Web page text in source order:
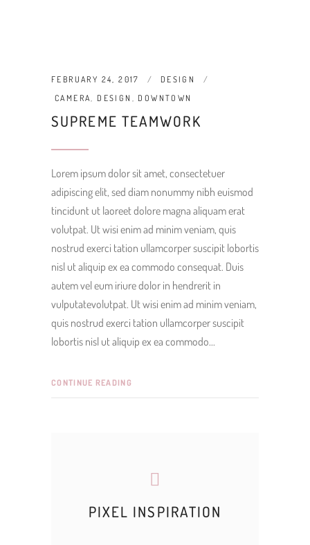
FEBRUARY 24, 2017
DESIGN
CAMERA, DESIGN , DOWNTOWN
SUPREME TEAMWORK
Lorem ipsum dolor sit amet, consectetuer
adipiscing elit, sed diam nonummy nibh euismod
tincidunt ut laoreet dolore magna aliquam erat
volutpat. Ut wisi enim ad minim veniam, quis
nostrud exerci tation ullamcorper suscipit lobortis
nisl ut aliquip ex ea commodo consequat. Duis
autem vel eum iriure dolor in hendrerit in
vulputatevolutpat. Ut wisi enim ad minim veniam,
quis nostrud exerci tation ullamcorper suscipit
lobortis nisl ut aliquip ex ea commodo
CONTINUE READING
PIXEL INSPIRATION